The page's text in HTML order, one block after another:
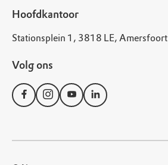
Hoofdkantoor
Stationsplein 1, 3818 LE, Amersfoort
Volg ons